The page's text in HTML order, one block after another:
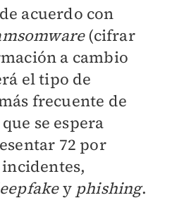
acuerdo con
(cifrar
a cambio
el tipo de
frecuente de
se espera
72 por
y phishing.